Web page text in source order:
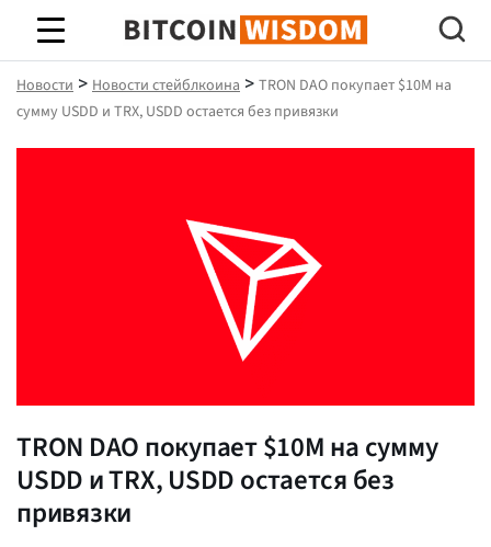
Биткойн Мудрость
Новости > Новости стейблкоина > TRON DAO покупает $10M на
сумму USDD и TRX, USDD остается без привязки
TRON DAO покупает $10M на сумму
USDD и TRX, USDD остается без
привязки